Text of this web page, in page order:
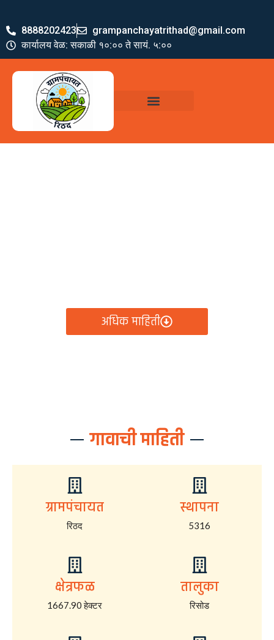
8888202423
grampanchayatrithad@gmail.com
कार्यालय वेळ: सकाळी १०:०० ते सायं. ५:००
अधिक माहिती
गावाची माहिती
ग्रामपंचायत
रिठद
स्थापना
5316
क्षेत्रफळ
1667.90 हेक्टर
तालुका
रिसोड